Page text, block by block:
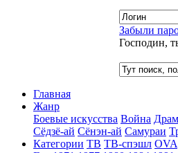
Забыли
Господин,
Главная
Жанр
Боевые искусства Война
Сёдзё-ай Сёнэн-ай Самураи
Категории ТВ ТВ-спэшл OVA